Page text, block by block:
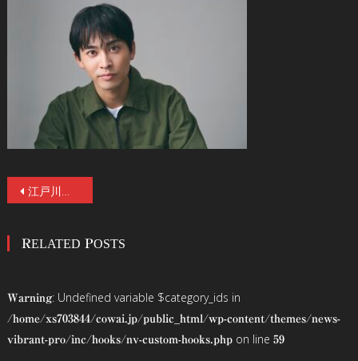
投
ナ
ゲ
ー
江戸川乱歩没後60周年記念作品『RAMPO WORLD』「３つのグノシエンヌ」「蟲」「白昼夢」３作品が10／3(金)より連続公開決定！松田凌らキャスト12名解禁！
RELATED POSTS
Warning: Undefined variable $category_ids in
/home/xs703844/cowai.jp/public_html/wp-content/themes/news-
vibrant-pro/inc/hooks/nv-custom-hooks.phpon line 59